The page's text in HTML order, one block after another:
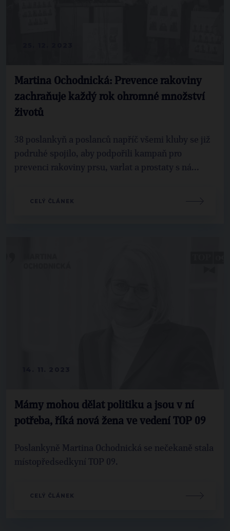
Martina Ochodnická: Prevence rakoviny
zachraňuje každý rok ohromné množství
životů
38 poslankyň a poslanců napříč všemi kluby se již
podruhé spojilo, aby podpořili kampaň pro
prevenci rakoviny prsu, varlat a prostaty s ná...
CELÝ ČLÁNEK
Mámy mohou dělat politiku a jsou v ní
potřeba, říká nová žena ve vedení TOP 09
Poslankyně Martina Ochodnická se nečekaně stala
místopředsedkyní TOP 09.
CELÝ ČLÁNEK